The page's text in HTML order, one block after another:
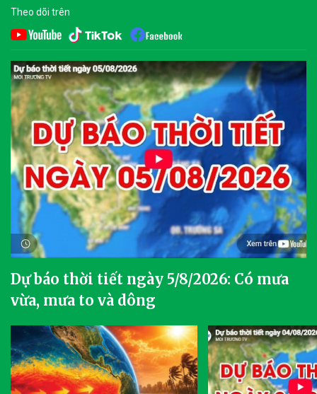
Theo dõi trên
Dự báo thời tiết ngày 5/8/2026: Có mưa
vừa, mưa to và dông